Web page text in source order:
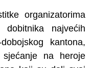
organizatorima
najvećih
kantona,
na heroje